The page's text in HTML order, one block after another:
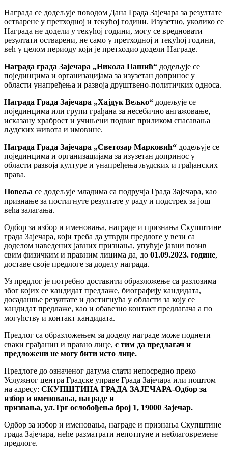
Награда се додељује поводом Дана Града Зајечара за резултате
остварене у претходној и текућој години. Изузетно, уколико се
Награда не додели у текућој години, могу се вредновати
резултати остварени, не само у претходној и текућој години,
већ у целом периоду који је претходио додели Награде.
Награда града Зајечара „Никола Пашић“ додељује се
појединцима и организацијама за изузетан допринос у
области унапређења и развоја друштвено-политичких односа.
Награда Града Зајечара „Хајдук Вељко“ додељује се
појединцима или групи грађана за несебично ангажовање,
исказану храброст и учињени подвиг приликом спасавања
људских живота и имовине.
Награда Града Зајечара „Светозар Марковић“ додељује се
појединцима и организацијама за изузетан допринос у
области развоја културе и унапређења људских и грађанских
права.
Повеља се додељује младима са подручја Града Зајечара, као
признање за постигнуте резултате у раду и подстрек за још
већа залагања.
Одбор за избор и именовања, награде и признања Скупштине
града Зајечара, који треба да утврди предлоге у вези са
доделом наведених јавних признања, упућује јавни позив
свим физичким и правним лицима да, до 01.09.2023. године,
доставе своје предлоге за доделу награда.
Уз предлог је потребно доставити образложење са разлозима
због којих се кандидат предлаже, биографију кандидата,
досадашње резултате и достигнућа у области за коју се
кандидат предлаже, као и обавезно контакт предлагача а по
могућству и контакт кандидата.
Предлог са образложењем за доделу награде може поднети
сваки грађанин и правно лице, с тим да предлагач и
предложени не могу бити исто лице.
Предлоге до означеног датума слати непосредно преко
Услужног центра Градске управе Града Зајечара или поштом
на адресу: СКУПШТИНА ГРАДА ЗАЈЕЧАРА-Одбор за
избор и именовања, награде и
признања, ул.Трг ослобођења број 1, 19000 Зајечар.
Одбор за избор и именовања, награде и признања Скупштине
града Зајечара, неће разматрати непотпуне и неблаговремене
предлоге.